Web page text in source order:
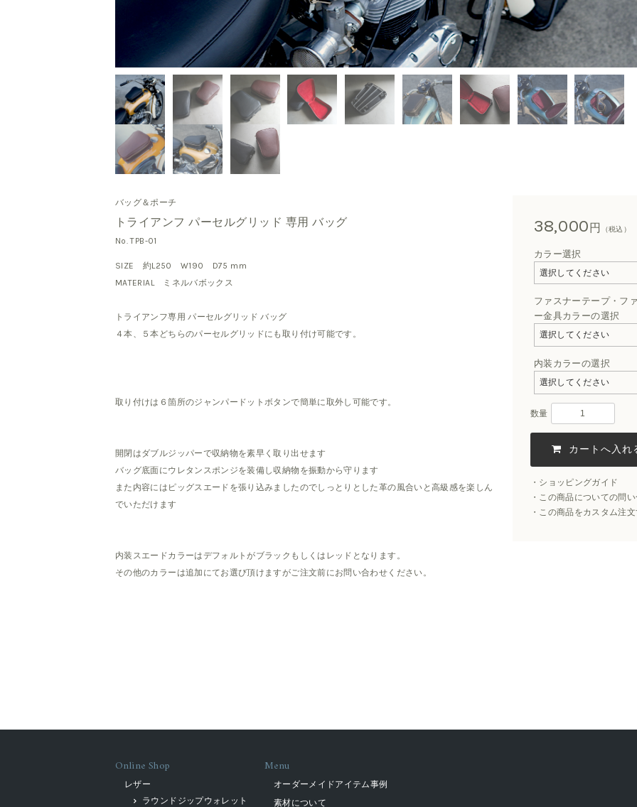
バッグ＆ポーチ
トライアンフ パーセルグリッド 専用 バッグ
No. TPB-01
SIZE 約L250 W190 D75 mm
MATERIAL ミネルバボックス
トライアンフ専用 パーセルグリッド バッグ
４本、５本どちらのパーセルグリッドにも取り付け可能です。
取り付けは６箇所のジャンパードットボタンで簡単に取外し可能です。
開閉はダブルジッパーで収納物を素早く取り出せます
バッグ底面にウレタンスポンジを装備し収納物を振動から守ります
また内容にはピッグスエードを張り込みましたのでしっとりとした革の風合いと高級感を楽しん
でいただけます
内装スエードカラーはデフォルトがブラックもしくはレッドとなります。
その他のカラーは追加にてお選び頂けますがご注文前にお問い合わせください。
38,000円 （税込）
カラー選択
ファスナーテープ・フ
ー金具カラーの選択
内装カラーの選択
数量
ショッピングガイド
この商品についての問
この商品をカスタム注
Online Shop
レザー
ラウンドジップウォレット
Menu
オーダーメイドアイテム事例
素材について